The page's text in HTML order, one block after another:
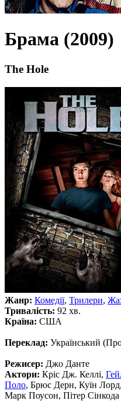
Брама (2009)
The Hole
Жанр: Комедії, Трилери,
Тривалість: 92 хв.
Країна: США
Переклад: Український
Режисер: Джо Данте
Актори: Кріс Дж. Келлі,
Поло, Брюс Дерн, Куїн
Марк Поусон, Пітер Сінкода